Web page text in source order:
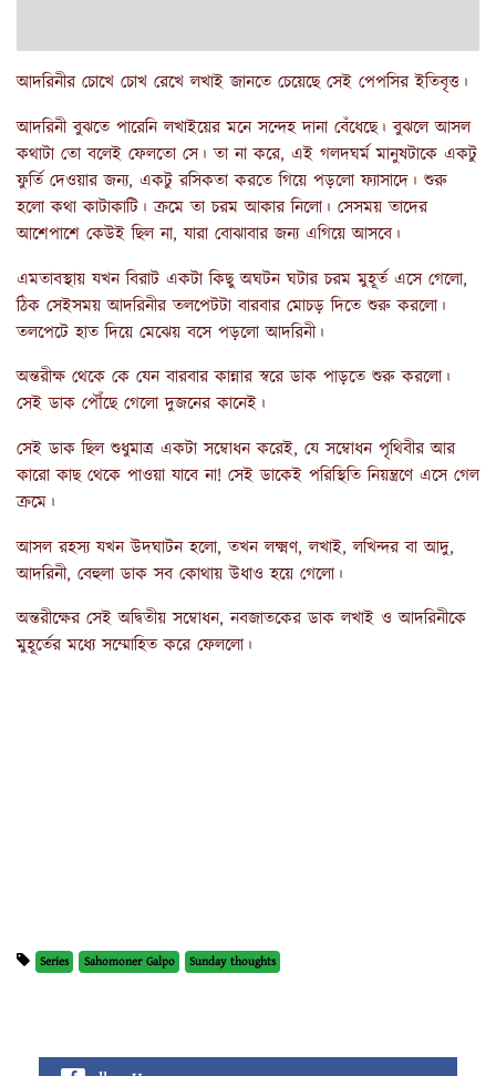
আদরিনীর চোখে চোখ রেখে লখাই জানতে চেয়েছে সেই পেপসির ইতিবৃত্ত।
আদরিনী বুঝতে পারেনি লখাইয়ের মনে সন্দেহ দানা বেঁধেছে। বুঝলে আসল
কথাটা তো বলেই ফেলতো সে। তা না করে, এই গলদঘর্ম মানুষটাকে একটু
ফুর্তি দেওয়ার জন্য, একটু রসিকতা করতে গিয়ে পড়লো ফ্যাসাদে। শুরু
হলো কথা কাটাকাটি। ক্রমে তা চরম আকার নিলো। সেসময় তাদের
আশেপাশে কেউই ছিল না, যারা বোঝাবার জন্য এগিয়ে আসবে।
এমতাবস্থায় যখন বিরাট একটা কিছু অঘটন ঘটার চরম মুহূর্ত এসে গেলো,
ঠিক সেইসময় আদরিনীর তলপেটটা বারবার মোচড় দিতে শুরু করলো।
তলপেটে হাত দিয়ে মেঝেয় বসে পড়লো আদরিনী।
অন্তরীক্ষ থেকে কে যেন বারবার কান্নার স্বরে ডাক পাড়তে শুরু করলো।
সেই ডাক পৌঁছে গেলো দুজনের কানেই।
সেই ডাক ছিল শুধুমাত্র একটা সম্বোধন করেই, যে সম্বোধন পৃথিবীর আর
কারো কাছ থেকে পাওয়া যাবে না! সেই ডাকেই পরিস্থিতি নিয়ন্ত্রণে এসে গেল
ক্রমে।
আসল রহস্য যখন উদঘাটন হলো, তখন লক্ষ্মণ, লখাই, লখিন্দর বা আদু,
আদরিনী, বেহুলা ডাক সব কোথায় উধাও হয়ে গেলো।
অন্তরীক্ষের সেই অদ্বিতীয় সম্বোধন, নবজাতকের ডাক লখাই ও আদরিনীকে
মুহূর্তের মধ্যে সম্মোহিত করে ফেললো।
Series Sahomoner Galpo Sunday thoughts